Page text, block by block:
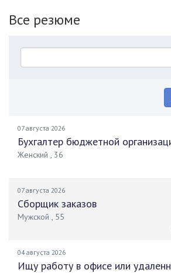
Все резюме
07 августа 2026
Бухгалтер бюджетной
Женский , 36
07 августа 2026
Сборщик заказов
Мужской , 55
04 августа 2026
Ищу работу в офисе или